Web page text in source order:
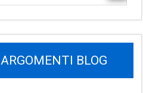
ARGOMENTI BLOG